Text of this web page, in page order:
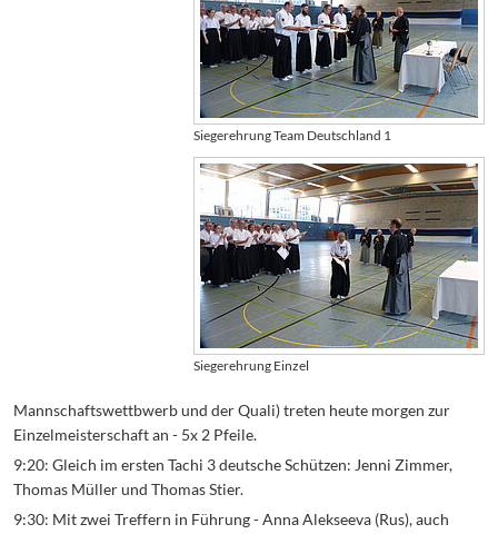
Siegerehrung Team Deutschland 1
Siegerehrung Einzel
Mannschaftswettbwerb und der Quali) treten heute morgen zur
Einzelmeisterschaft an - 5x 2 Pfeile.
9:20: Gleich im ersten Tachi 3 deutsche Schützen: Jenni Zimmer,
Thomas Müller und Thomas Stier.
9:30: Mit zwei Treffern in Führung - Anna Alekseeva (Rus), auch